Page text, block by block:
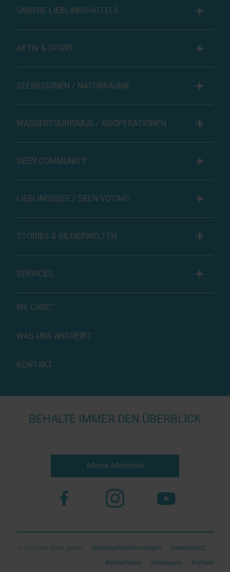
UNSERE LIEBLINGSHOTELS
AKTIV & SPORT
SEEREGIONEN / NATURRÄUME
WASSERTOURISMUS / KOOPERATIONEN
SEEN COMMUNITY
LIEBLINGSSEE / SEEN VOTING
STORIES & BILDERWELTEN
SERVICES
WE CARE™
WAS UNS ANTREIBT
KONTAKT
BEHALTE IMMER DEN ÜBERBLICK
Meine Merkliste
© 2023 more virtual agency Nutzungsbestimmungen Datenschutz
Bildnachweis Impressum Kontakt